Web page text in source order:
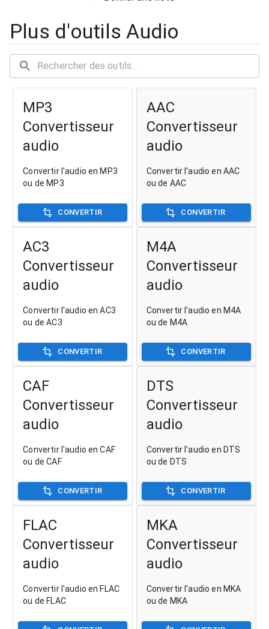
Plus d'outils Audio
MP3
Convertisseur
audio
Convertir l'audio en MP3
ou de MP3
CONVERTIR
AAC
Convertisseur
audio
Convertir l'audio en AAC
ou de AAC
CONVERTIR
AC3
Convertisseur
audio
Convertir l'audio en AC3
ou de AC3
CONVERTIR
M4A
Convertisseur
audio
Convertir l'audio en M4A
ou de M4A
CONVERTIR
CAF
Convertisseur
audio
Convertir l'audio en CAF
ou de CAF
CONVERTIR
DTS
Convertisseur
audio
Convertir l'audio en DTS
ou de DTS
CONVERTIR
FLAC
Convertisseur
audio
Convertir l'audio en FLAC
ou de FLAC
MKA
Convertisseur
audio
Convertir l'audio en MKA
ou de MKA